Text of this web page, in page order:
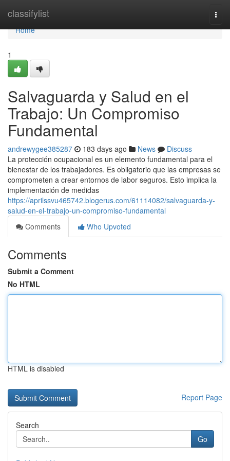
classifylist
Home
Home
1
Salvaguarda y Salud en el
Trabajo: Un Compromiso
Fundamental
andrewygee385287 183 days ago News
Discuss
La protección ocupacional es un elemento fundamental para el
bienestar de los trabajadores. Es obligatorio que las empresas se
comprometen a crear entornos de labor seguros. Esto implica la
implementación de medidas
https://aprilssvu465742.blogerus.com/61114082/salvaguarda-y-
salud-en-el-trabajo-un-compromiso-fundamental
Comments
Who Upvoted
Comments
Submit a Comment
No HTML
HTML is disabled
Report Page
Search
Go